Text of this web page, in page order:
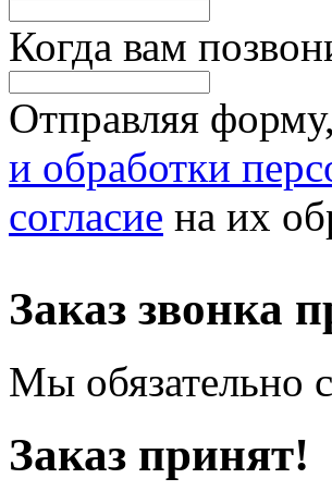
Когда вам
Отправляя
и обработки
согласие на их
Заказ звонка
Мы обязательно
Заказ принят!